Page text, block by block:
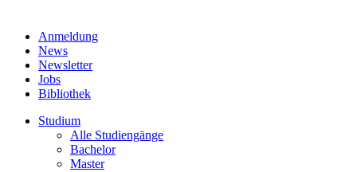
Anmeldung
News
Newsletter
Jobs
Bibliothek
Studium
Alle Studiengänge
Bachelor
Master